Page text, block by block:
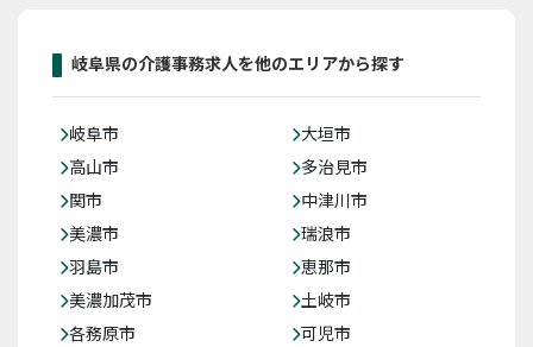
岐阜県の介護事務求人を他のエリアから探す
岐阜市
大垣市
高山市
多治見市
関市
中津川市
美濃市
瑞浪市
羽島市
恵那市
美濃加茂市
土岐市
各務原市
可児市